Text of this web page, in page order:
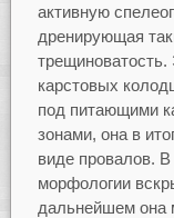
активную
дренирующая
карстовых
под питающими
зонами, она в
виде провалов. В
морфологии
дальнейшем она